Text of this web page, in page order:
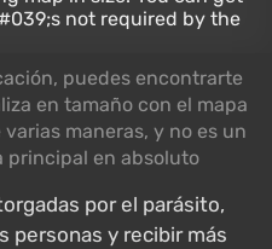
puedes encontrarte
en tamaño con el mapa
maneras, y no es un
principal en absoluto
por el parásito,
personas y recibir más